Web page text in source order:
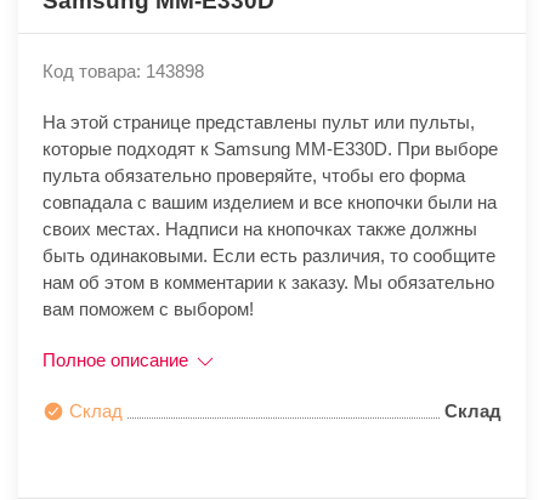
Код товара: 143898
На этой странице представлены пульт или пульты,
которые подходят к Samsung MM-E330D. При выборе
пульта обязательно проверяйте, чтобы его форма
совпадала с вашим изделием и все кнопочки были на
своих местах. Надписи на кнопочках также должны
быть одинаковыми. Если есть различия, то сообщите
нам об этом в комментарии к заказу. Мы обязательно
вам поможем с выбором!
Полное описание
Склад Склад